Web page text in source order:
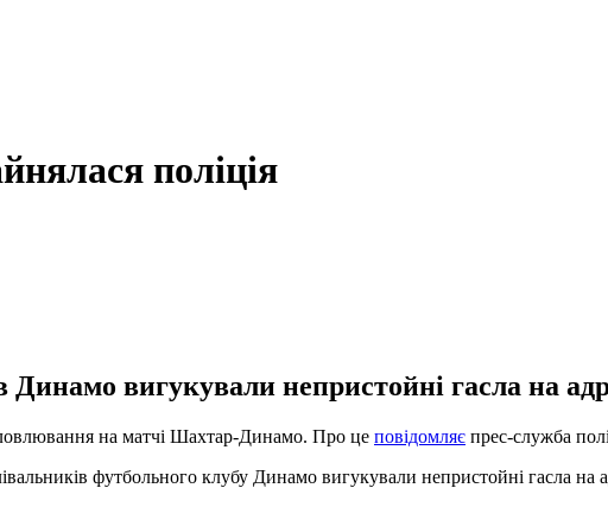
поліція
Динамо вигукували непристойні гасла на
на матчі Шахтар-Динамо. Про це повідомляє прес-служба
футбольного клубу Динамо вигукували непристойні гасла